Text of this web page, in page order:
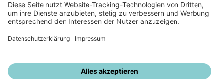
Unsere weiteren Angebote
IBC SOLAR Webseite